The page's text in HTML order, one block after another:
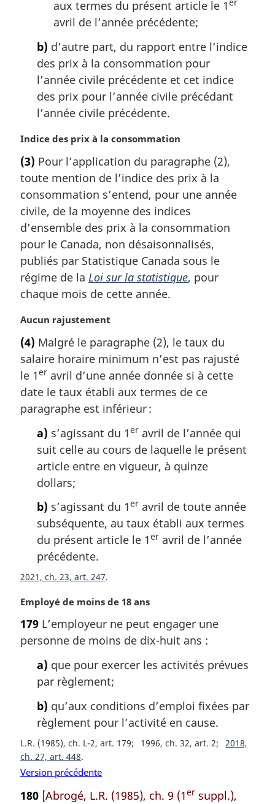
aux termes du présent article le 1er
avril de l’année précédente;
b) d’autre part, du rapport entre l’indice
des prix à la consommation pour
l’année civile précédente et cet indice
des prix pour l’année civile précédant
l’année civile précédente.
N
t
e
m
a
g
i
n
a
e
:
Indice des prix à la consommation
(3) Pour l’application du paragraphe (2),
toute mention de l’indice des prix à la
consommation s’entend, pour une année
civile, de la moyenne des indices
d’ensemble des prix à la consommation
pour le Canada, non désaisonnalisés,
publiés par Statistique Canada sous le
régime de la Loi sur la statistique, pour
chaque mois de cette année.
N
t
e
m
a
g
Aucun rajustement
(4) Malgré le paragraphe (2), le taux du
salaire horaire minimum n’est pas rajusté
le 1er avril d’une année donnée si à cette
date le taux établi aux termes de ce
paragraphe est inférieur :
a) s’agissant du 1er avril de l’année qui
suit celle au cours de laquelle le présent
article entre en vigueur, à quinze
dollars;
b) s’agissant du 1er avril de toute année
subséquente, au taux établi aux termes
du présent article le 1er avril de l’année
précédente.
2021, ch. 23, art. 247
N
t
e
l
e
:
Employé de moins de 18 ans
179 L’employeur ne peut engager une
personne de moins de dix-huit ans :
a) que pour exercer les activités prévues
par règlement;
b) qu’aux conditions d’emploi fixées par
règlement pour l’activité en cause.
L.R. (1985), ch. L-2, art. 179 1996, ch. 32, art. 2
2018,
ch. 27, art. 448
Version précédente
180 [Abrogé, L.R. (1985), ch. 9 (1er suppl.),